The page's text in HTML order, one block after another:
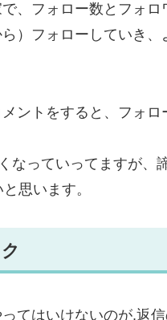
、フォロー数とフォ
）フォローしていき
ントをすると、フォロ
なっていってますが
思います。
てはいけないのが,返信